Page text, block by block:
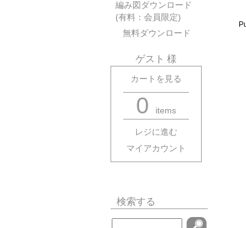
編み図ダウンロード
(有料：会員限定)
無料ダウンロード
ゲスト 様
カートを見る
0 items
レジに進む
マイアカウント
検索する